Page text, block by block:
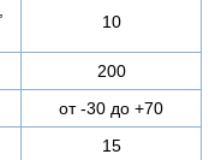
10
200
от -30 до +70
15